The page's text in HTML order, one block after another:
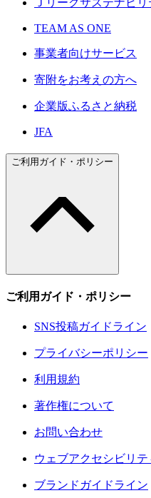
TEAM AS ONE
事業者向けサービス
寄附をお考えの方へ
企業版ふるさと納税
JFA
ご利用ガイド・ポリシー
ご利用ガイド・ポリシー
SNS投稿ガイドライン
プライバシーポリシー
利用規約
著作権について
お問い合わせ
ウェブアクセシビリテ
ブランドガイドライン